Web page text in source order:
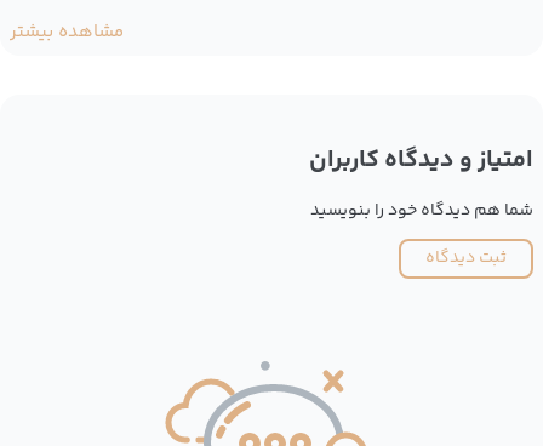
مشاهده بیشتر
امتیاز و دیدگاه کاربران
شما هم دیدگاه خود را بنویسید
ثبت دیدگاه